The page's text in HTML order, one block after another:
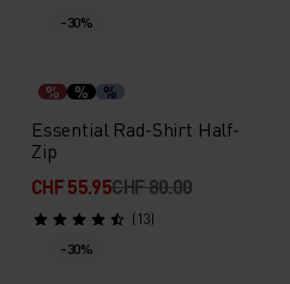
-30%
% % %
Essential Rad-Shirt Half-
Zip
CHF 55.95CHF 80.00
(13)
-30%